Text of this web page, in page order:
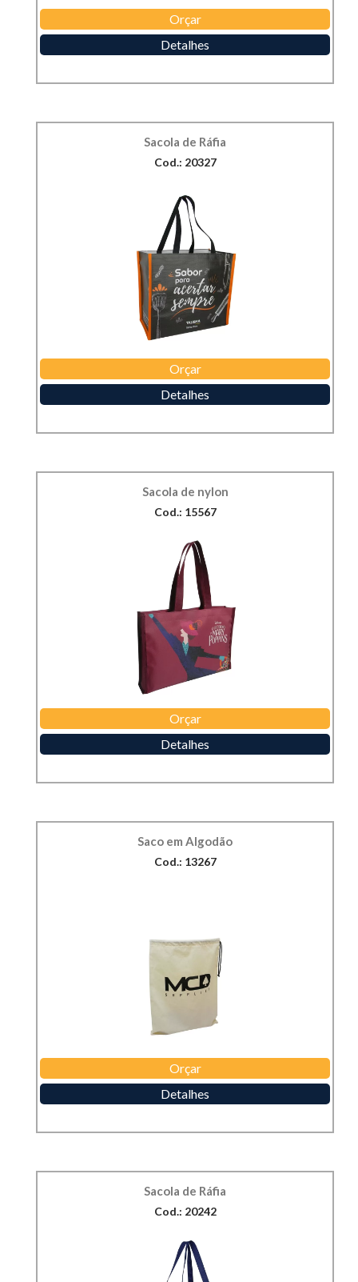
Orçar
Detalhes
Sacola de Ráfia
Cod.: 20327
Orçar
Detalhes
Sacola de nylon
Cod.: 15567
Orçar
Detalhes
Saco em Algodão
Cod.: 13267
Orçar
Detalhes
Sacola de Ráfia
Cod.: 20242